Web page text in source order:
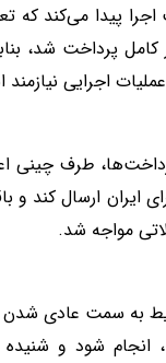
اجرا پیدا می‌کند که
در سال ۱۴۰۴ به طور
اجرایی
ایران ارسال کند
مواجه شد.
به سمت عادی شدن
انجام شود و